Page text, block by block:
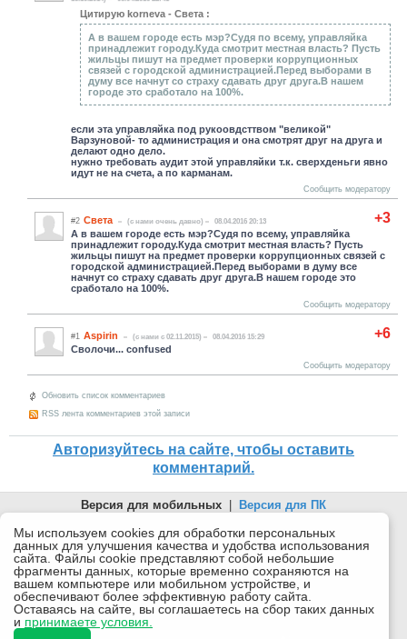
Цитирую korneva - Света :
А в вашем городе есть мэр?Судя по всему, управляйка
принадлежит городу.Куда смотрит местная власть? Пусть
жильцы пишут на предмет проверки коррупционных
связей с городской администрацией.Перед выборами в
думу все начнут со страху сдавать друг друга.В нашем
городе это сработало на 100%.
если эта управляйка под рукоовдсттвом "великой"
Варзуновой- то администрация и она смотрят друг на друга и
делают одно дело.
нужно требовать аудит этой управляйки т.к. сверхденьги явно
идут не на счета, а по карманам.
Сообщить модератору
+3
#2 Света (c нами очень давно) 08.04.2016 20:13
А в вашем городе есть мэр?Судя по всему, управляйка
принадлежит городу.Куда смотрит местная власть? Пусть
жильцы пишут на предмет проверки коррупционных связей с
городской администрацией.Перед выборами в думу все
начнут со страху сдавать друг друга.В нашем городе это
сработало на 100%.
Сообщить модератору
+6
#1 Aspirin (c нами с 02.11.2015) 08.04.2016 15:29
Сволочи... confused
Сообщить модератору
Обновить список комментариев
RSS лента комментариев этой записи
Авторизуйтесь на сайте, чтобы оставить
комментарий.
Версия для мобильных
Версия для ПК
© 2026 Беломорканал Северодвинск tv29.ru
Joomla!is Free Software released under the GNU General Public
License.
Mobile version byMobile Joomla!
Desktop Version
СИ "Информационное агентство "Беломорканал" регистрационный номер ЭЛ № ФС77-77001 от
Мы используем cookies для обработки персональных
данных для улучшения качества и удобства использования
сайта. Файлы cookie представляют собой небольшие
фрагменты данных, которые временно сохраняются на
вашем компьютере или мобильном устройстве, и
обеспечивают более эффективную работу сайта.
Оставаясь на сайте, вы соглашаетесь на сбор таких данных
и принимаете условия.